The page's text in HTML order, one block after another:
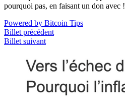
pourquoi pas, en faisant un don avec !
Powered by Bitcoin Tips
Billet précédent
Billet suivant